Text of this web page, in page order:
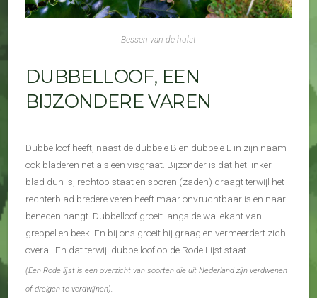
Bessen van de hulst
DUBBELLOOF, EEN
BIJZONDERE VAREN
Dubbelloof heeft, naast de dubbele B en dubbele L in zijn naam
ook bladeren net als een visgraat. Bijzonder is dat het linker
blad dun is, rechtop staat en sporen (zaden) draagt terwijl het
rechterblad bredere veren heeft maar onvruchtbaar is en naar
beneden hangt. Dubbelloof groeit langs de wallekant van
greppel en beek. En bij ons groeit hij graag en vermeerdert zich
overal. En dat terwijl dubbelloof op de Rode Lijst staat.
(Een Rode lijst is een overzicht van soorten die uit Nederland zijn verdwenen
of dreigen te verdwijnen).